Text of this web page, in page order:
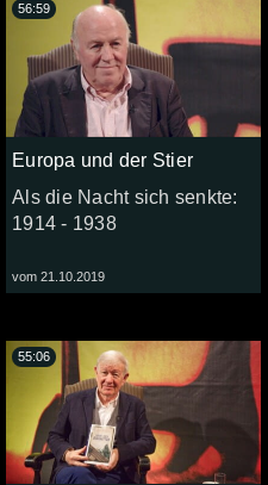
Europa und der Stier
Als die Nacht sich senkte:
1914 - 1938
vom 21.10.2019
56:59
55:06